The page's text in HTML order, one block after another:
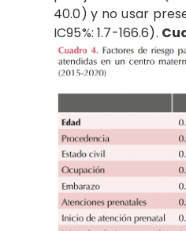
40.0) y no usar
IC95%: 1.7-166.6).